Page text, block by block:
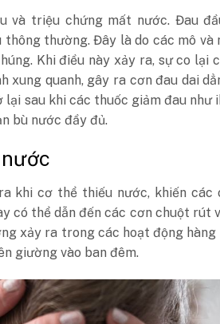
và triệu chứng mất nước. Đau
thường. Đây là do các mô và
Khi điều này xảy ra, sự co lại
xung quanh, gây ra cơn đau dai
sau khi các thuốc giảm đau như
bù nước đầy đủ.
khi cơ thể thiếu nước, khiến các
có thể dẫn đến các cơn chuột rút
xảy ra trong các hoạt động hàng
giường vào ban đêm.